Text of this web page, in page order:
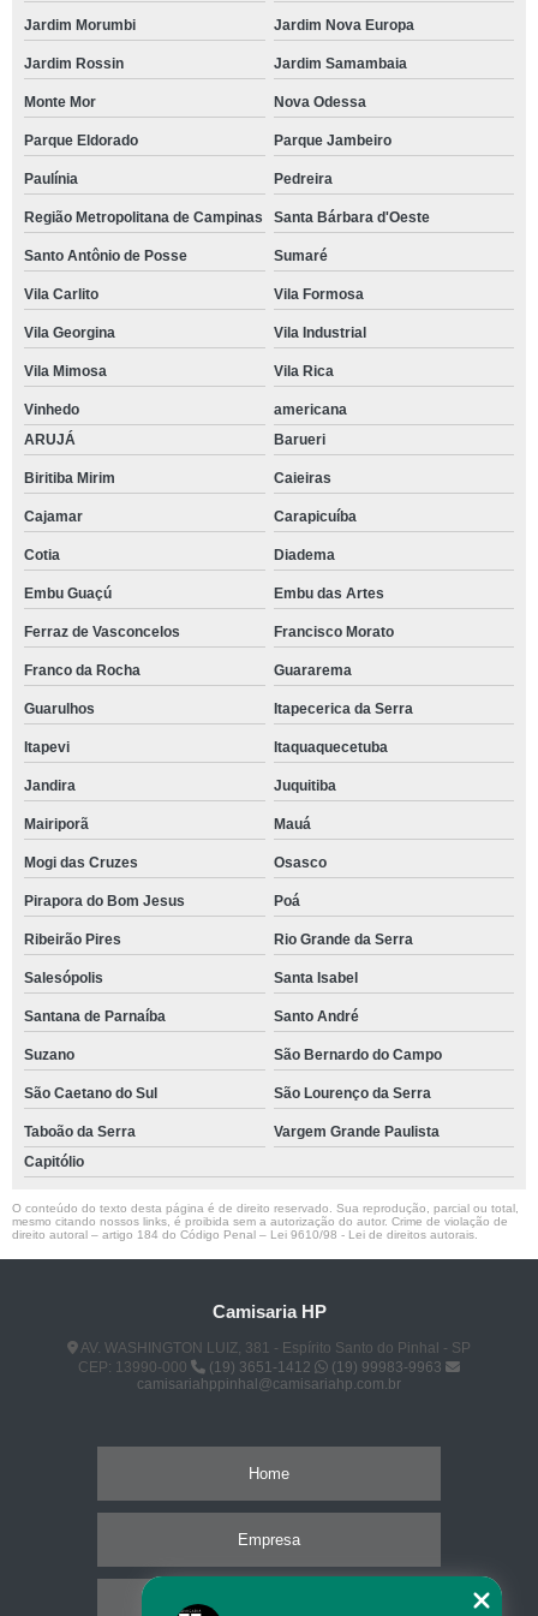
Jardim Morumbi Jardim Nova Europa
Jardim Rossin Jardim Samambaia
Monte Mor Nova Odessa
Parque Eldorado Parque Jambeiro
Paulínia Pedreira
Região Metropolitana de Campinas Santa Bárbara d'Oeste
Santo Antônio de Posse Sumaré
Vila Carlito Vila Formosa
Vila Georgina Vila Industrial
Vila Mimosa Vila Rica
Vinhedo
americana
ARUJÁ
Barueri
Biritiba Mirim Caieiras
Cajamar Carapicuíba
Cotia Diadema
Embu Guaçú Embu das Artes
Ferraz de Vasconcelos Francisco Morato
Franco da Rocha Guararema
Guarulhos Itapecerica da Serra
Itapevi Itaquaquecetuba
Jandira Juquitiba
Mairiporã Mauá
Mogi das Cruzes Osasco
Pirapora do Bom Jesus Poá
Ribeirão Pires Rio Grande da Serra
Salesópolis Santa Isabel
Santana de Parnaíba Santo André
Suzano São Bernardo do Campo
São Caetano do Sul São Lourenço da Serra
Taboão da Serra
Vargem Grande Paulista
Capitólio
O conteúdo do texto desta página é de direito reservado. Sua reprodução, parcial ou total,
mesmo citando nossos links, é proibida sem a autorização do autor. Crime de violação de
direito autoral – artigo 184 do Código Penal – Lei 9610/98 - Lei de direitos autorais
Camisaria HP
AV. WASHINGTON LUIZ, 381 - Espírito Santo do Pinhal - SP
CEP: 13990-000
(19) 3651-1412
(19) 99983-9963
camisariahppinhal@camisariahp.com.br
Home
Empresa